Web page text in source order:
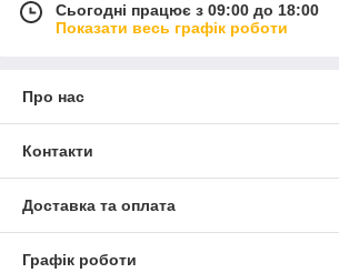
Сьогодні працює з 09:00 до 18:00
Показати весь графік роботи
Про нас
Контакти
Доставка та оплата
Графік роботи